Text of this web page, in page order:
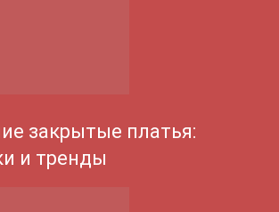
закрытые платья:
и тренды